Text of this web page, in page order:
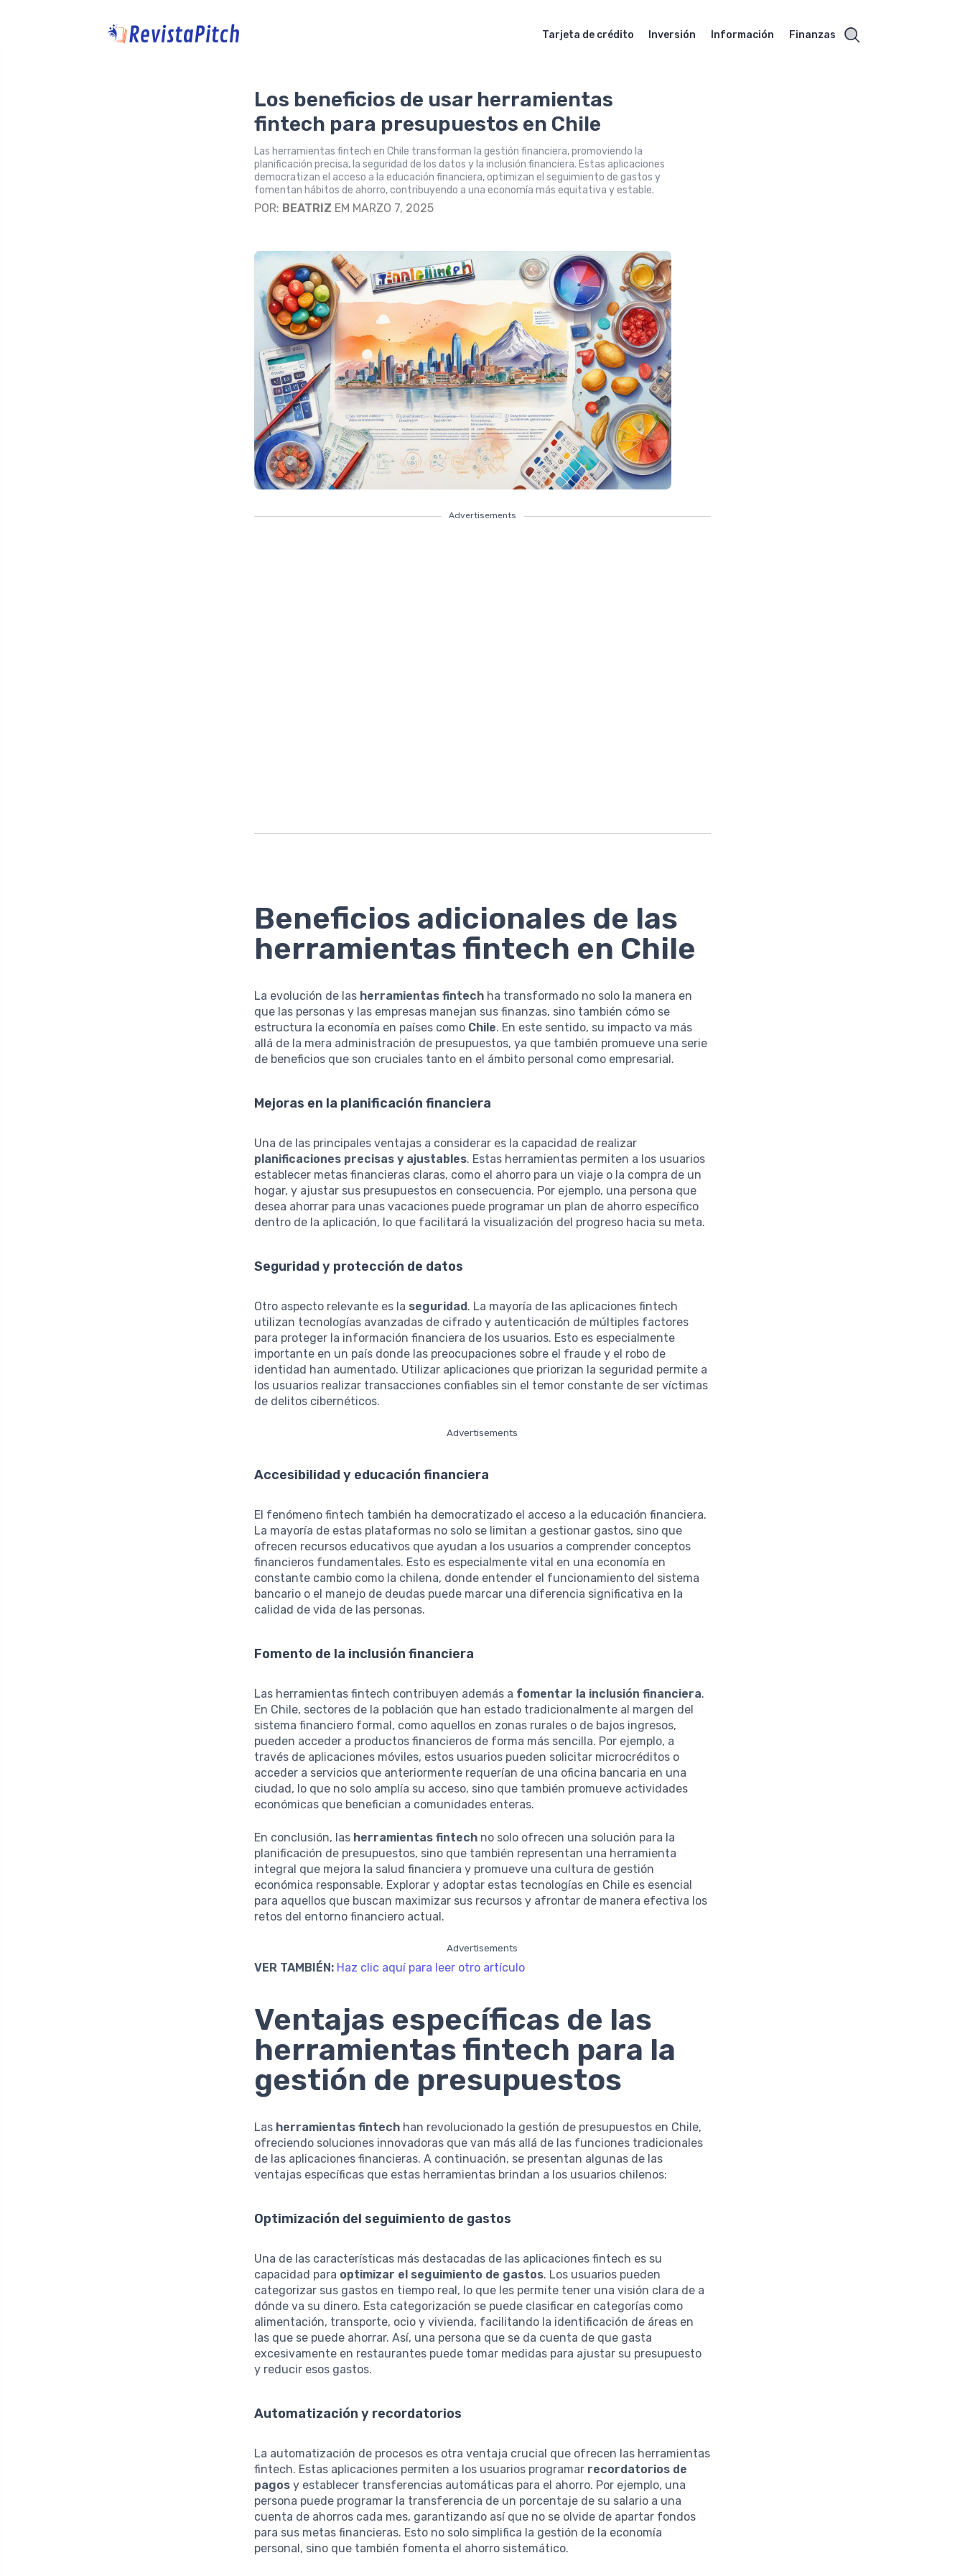
Tarjeta de crédito Inversión Información Finanzas
Los beneficios de usar herramientas
fintech para presupuestos en Chile
Las herramientas fintech en Chile transforman la gestión financiera, promoviendo la
planificación precisa, la seguridad de los datos y la inclusión financiera. Estas aplicaciones
democratizan el acceso a la educación financiera, optimizan el seguimiento de gastos y
fomentan hábitos de ahorro, contribuyendo a una economía más equitativa y estable.
POR: BEATRIZ EM MARZO 7, 2025
Advertisements
Beneficios adicionales de las
herramientas fintech en Chile
La evolución de las herramientas fintech ha transformado no solo la manera en
que las personas y las empresas manejan sus finanzas, sino también cómo se
estructura la economía en países como Chile. En este sentido, su impacto va más
allá de la mera administración de presupuestos, ya que también promueve una serie
de beneficios que son cruciales tanto en el ámbito personal como empresarial.
Mejoras en la planificación financiera
Una de las principales ventajas a considerar es la capacidad de realizar
planificaciones precisas y ajustables. Estas herramientas permiten a los usuarios
establecer metas financieras claras, como el ahorro para un viaje o la compra de un
hogar, y ajustar sus presupuestos en consecuencia. Por ejemplo, una persona que
desea ahorrar para unas vacaciones puede programar un plan de ahorro específico
dentro de la aplicación, lo que facilitará la visualización del progreso hacia su meta.
Seguridad y protección de datos
Otro aspecto relevante es la seguridad. La mayoría de las aplicaciones fintech
utilizan tecnologías avanzadas de cifrado y autenticación de múltiples factores
para proteger la información financiera de los usuarios. Esto es especialmente
importante en un país donde las preocupaciones sobre el fraude y el robo de
identidad han aumentado. Utilizar aplicaciones que priorizan la seguridad permite a
los usuarios realizar transacciones confiables sin el temor constante de ser víctimas
de delitos cibernéticos.
Advertisements
Accesibilidad y educación financiera
El fenómeno fintech también ha democratizado el acceso a la educación financiera.
La mayoría de estas plataformas no solo se limitan a gestionar gastos, sino que
ofrecen recursos educativos que ayudan a los usuarios a comprender conceptos
financieros fundamentales. Esto es especialmente vital en una economía en
constante cambio como la chilena, donde entender el funcionamiento del sistema
bancario o el manejo de deudas puede marcar una diferencia significativa en la
calidad de vida de las personas.
Fomento de la inclusión financiera
Las herramientas fintech contribuyen además a fomentar la inclusión financiera.
En Chile, sectores de la población que han estado tradicionalmente al margen del
sistema financiero formal, como aquellos en zonas rurales o de bajos ingresos,
pueden acceder a productos financieros de forma más sencilla. Por ejemplo, a
través de aplicaciones móviles, estos usuarios pueden solicitar microcréditos o
acceder a servicios que anteriormente requerían de una oficina bancaria en una
ciudad, lo que no solo amplía su acceso, sino que también promueve actividades
económicas que benefician a comunidades enteras.
En conclusión, las herramientas fintech no solo ofrecen una solución para la
planificación de presupuestos, sino que también representan una herramienta
integral que mejora la salud financiera y promueve una cultura de gestión
económica responsable. Explorar y adoptar estas tecnologías en Chile es esencial
para aquellos que buscan maximizar sus recursos y afrontar de manera efectiva los
retos del entorno financiero actual.
Advertisements
VER TAMBIÉN: Haz clic aquí para leer otro artículo
Ventajas específicas de las
herramientas fintech para la
gestión de presupuestos
Las herramientas fintech han revolucionado la gestión de presupuestos en Chile,
ofreciendo soluciones innovadoras que van más allá de las funciones tradicionales
de las aplicaciones financieras. A continuación, se presentan algunas de las
ventajas específicas que estas herramientas brindan a los usuarios chilenos:
Optimización del seguimiento de gastos
Una de las características más destacadas de las aplicaciones fintech es su
capacidad para optimizar el seguimiento de gastos. Los usuarios pueden
categorizar sus gastos en tiempo real, lo que les permite tener una visión clara de a
dónde va su dinero. Esta categorización se puede clasificar en categorías como
alimentación, transporte, ocio y vivienda, facilitando la identificación de áreas en
las que se puede ahorrar. Así, una persona que se da cuenta de que gasta
excesivamente en restaurantes puede tomar medidas para ajustar su presupuesto
y reducir esos gastos.
Automatización y recordatorios
La automatización de procesos es otra ventaja crucial que ofrecen las herramientas
fintech. Estas aplicaciones permiten a los usuarios programar recordatorios de
pagos y establecer transferencias automáticas para el ahorro. Por ejemplo, una
persona puede programar la transferencia de un porcentaje de su salario a una
cuenta de ahorros cada mes, garantizando así que no se olvide de apartar fondos
para sus metas financieras. Esto no solo simplifica la gestión de la economía
personal, sino que también fomenta el ahorro sistemático.